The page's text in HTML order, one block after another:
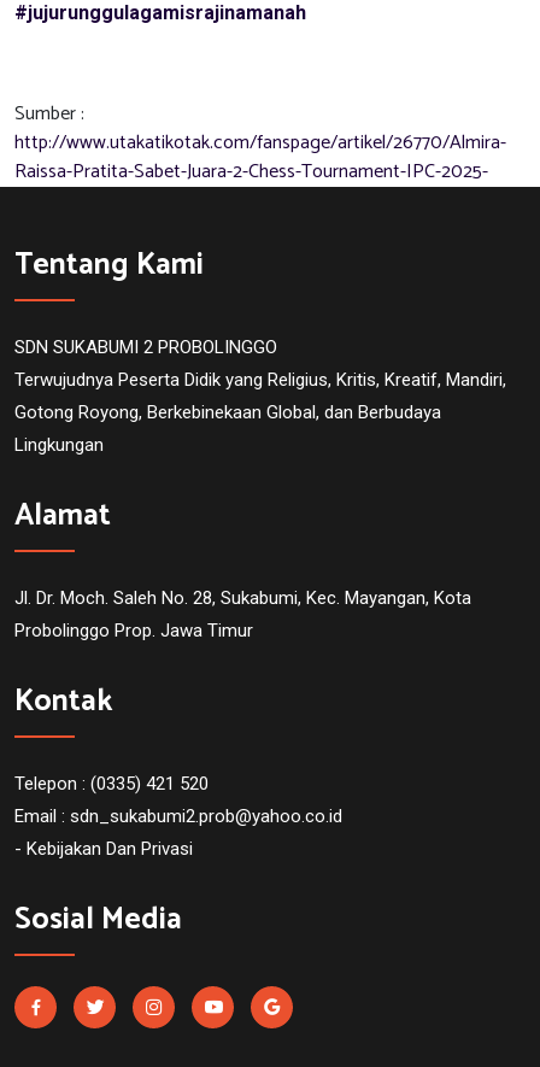
#jujurunggulagamisrajinamanah
Sumber :
http://www.utakatikotak.com/fanspage/artikel/26770/Almira-
Raissa-Pratita-Sabet-Juara-2-Chess-Tournament-IPC-2025-
Tentang Kami
SDN SUKABUMI 2 PROBOLINGGO
Terwujudnya Peserta Didik yang Religius, Kritis, Kreatif, Mandiri,
Gotong Royong, Berkebinekaan Global, dan Berbudaya
Lingkungan
Alamat
Jl. Dr. Moch. Saleh No. 28, Sukabumi, Kec. Mayangan, Kota
Probolinggo Prop. Jawa Timur
Kontak
Telepon : (0335) 421 520
Email : sdn_sukabumi2.prob@yahoo.co.id
- Kebijakan Dan Privasi
Sosial Media